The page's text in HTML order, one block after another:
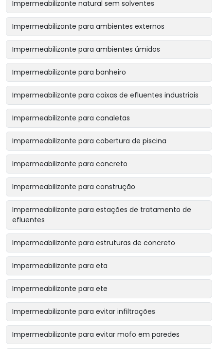
Impermeabilizante natural sem solventes
Impermeabilizante para ambientes externos
Impermeabilizante para ambientes úmidos
Impermeabilizante para banheiro
Impermeabilizante para caixas de efluentes industriais
Impermeabilizante para canaletas
Impermeabilizante para cobertura de piscina
Impermeabilizante para concreto
Impermeabilizante para construção
Impermeabilizante para estações de tratamento de
efluentes
Impermeabilizante para estruturas de concreto
Impermeabilizante para eta
Impermeabilizante para ete
Impermeabilizante para evitar infiltrações
Impermeabilizante para evitar mofo em paredes